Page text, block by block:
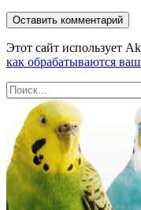
Этот сайт использует
как обрабатываются